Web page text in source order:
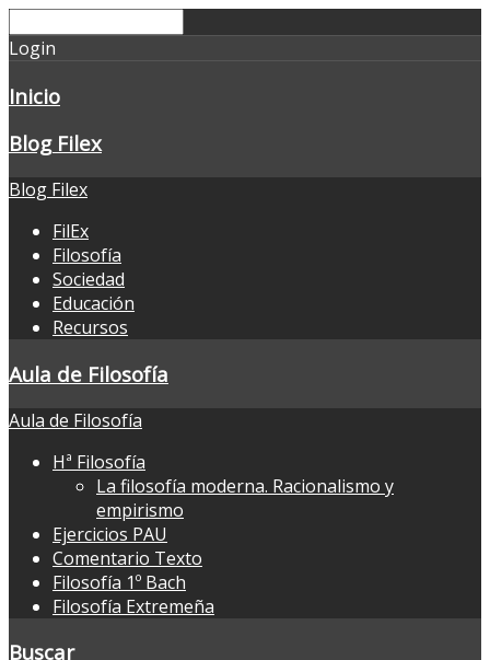
Login
Inicio
Blog Filex
Blog Filex
FilEx
Filosofía
Sociedad
Educación
Recursos
Aula de Filosofía
Aula de Filosofía
Hª Filosofía
La filosofía moderna. Racionalismo y
empirismo
Ejercicios PAU
Comentario Texto
Filosofía 1º Bach
Filosofía Extremeña
Buscar